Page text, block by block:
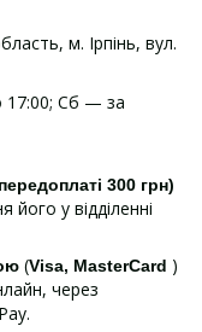
м. Ірпінь, вул.
Сб — за
300 грн)
у відділенні
(Visa, MasterCard )
через